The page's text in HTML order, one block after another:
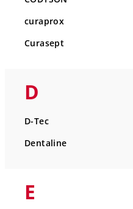
curaprox
Curasept
D
D-Tec
Dentaline
E